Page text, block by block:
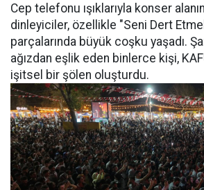
Cep telefonu ışıklarıyla konser
dinleyiciler, özellikle "Seni Dert
parçalarında büyük coşku yaşadı.
ağızdan eşlik eden binlerce kişi,
işitsel bir şölen oluşturdu.